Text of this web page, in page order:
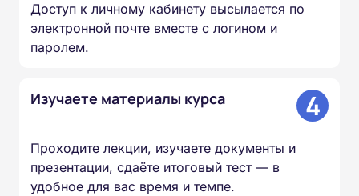
Доступ к личному кабинету высылается по
электронной почте вместе с логином и
паролем.
Изучаете материалы курса 4
Проходите лекции, изучаете документы и
презентации, сдаёте итоговый тест — в
удобное для вас время и темпе.